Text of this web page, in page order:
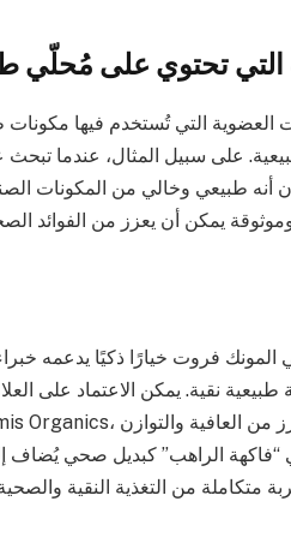
التي تحتوي على مُحلّي
العضوية التي تُستخدم فيها
طبيعية. على سبيل المثال، عندما
طبيعي وخالي من المكونات
فروت خيارًا ذكيًا يدعمه
نقية. يمكن الاعتماد على
“فاكهة الراهب” كبديل صحي يُضاف